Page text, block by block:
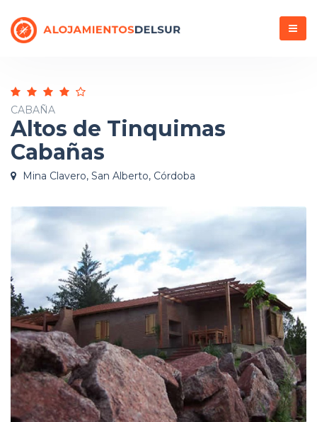
Menú
CABAÑA
Altos de Tinquimas
Cabañas
Mina Clavero, San Alberto, Córdoba